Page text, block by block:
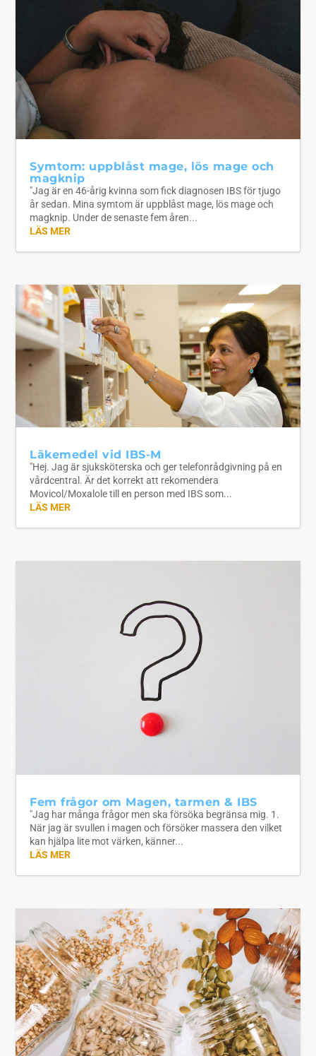
Symtom: uppblåst mage, lös mage och
magknip
"Jag är en 46-årig kvinna som fick diagnosen IBS för tjugo
år sedan. Mina symtom är uppblåst mage, lös mage och
magknip. Under de senaste fem åren...
LÄS MER
Läkemedel vid IBS-M
"Hej. Jag är sjuksköterska och ger telefonrådgivning på en
vårdcentral. Är det korrekt att rekomendera
Movicol/Moxalole till en person med IBS som...
LÄS MER
Fem frågor om Magen, tarmen & IBS
"Jag har många frågor men ska försöka begränsa mig. 1.
När jag är svullen i magen och försöker massera den vilket
kan hjälpa lite mot värken, känner...
LÄS MER